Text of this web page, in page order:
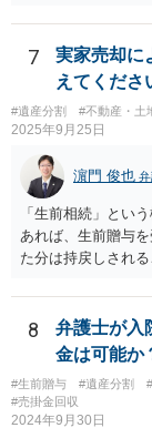
法として考えられ
産を信託口に移し
・生存中はあなた
体へ と使途を厳格
与を大きく排除で
に残し、余剰資金
相続財産とは別枠
因贈与 「介護・見
不履行なら無効に
除条件 慈善団体へ
を設定。 などがあ
7
実家売却に
えてくださ
#遺産分割 #不動産・土
2025年9月25日
濵門 俊也
「生前相続」とい
あれば、生前贈与
た分は持戻しされる
8
弁護士が入
金は可能か
#生前贈与 #遺産分割
#売掛金回収
2024年9月30日